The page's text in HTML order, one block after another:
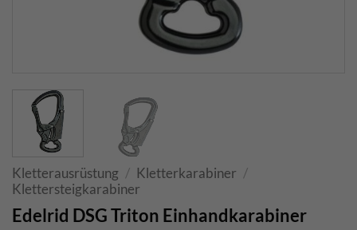
Kletterausrüstung / Kletterkarabiner /
Klettersteigkarabiner
Edelrid DSG Triton Einhandkarabiner